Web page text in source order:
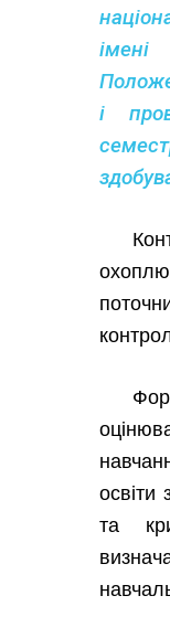
і
освіти
та